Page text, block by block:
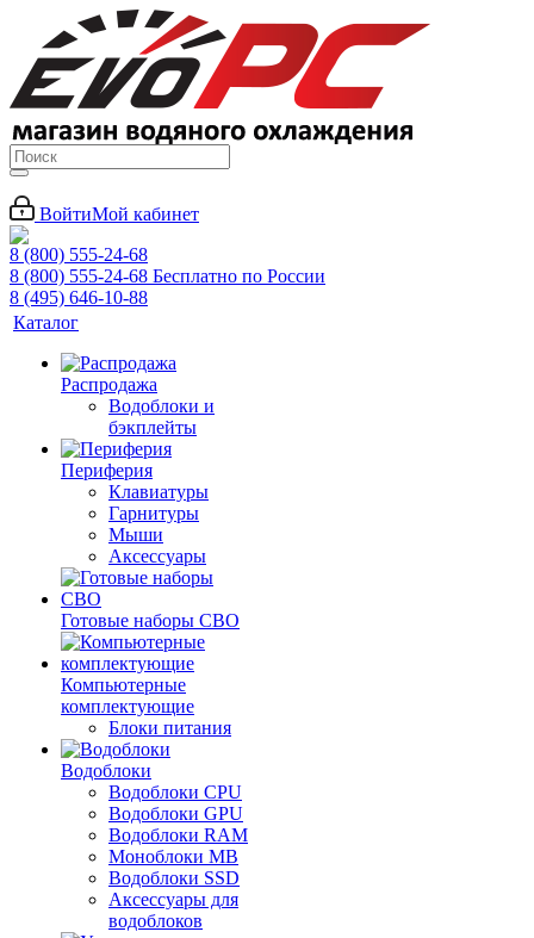
ВойтиМой кабинет
8 (800) 555-24-68
8 (800) 555-24-68 Бесплатно по России
8 (495) 646-10-88
Каталог
Распродажа
Водоблоки и
бэкплейты
Периферия
Клавиатуры
Гарнитуры
Мыши
Аксессуары
Готовые наборы СВО
Компьютерные
комплектующие
Блоки питания
Водоблоки
Водоблоки CPU
Водоблоки GPU
Водоблоки RAM
Моноблоки MB
Водоблоки SSD
Аксессуары для
водоблоков